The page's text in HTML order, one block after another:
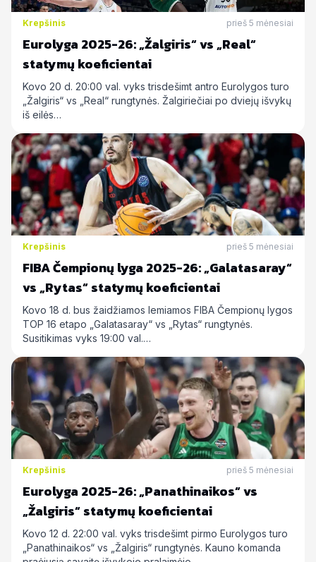
Krepšinis prieš 5 mėnesiai
Eurolyga 2025-26: „Žalgiris“ vs „Real“
statymų koeficientai
Kovo 20 d. 20:00 val. vyks trisdešimt antro Eurolygos turo
„Žalgiris“ vs „Real“ rungtynės. Žalgiriečiai po dviejų išvykų
iš eilės…
Krepšinis prieš 5 mėnesiai
FIBA Čempionų lyga 2025-26: „Galatasaray“
vs „Rytas“ statymų koeficientai
Kovo 18 d. bus žaidžiamos lemiamos FIBA Čempionų lygos
TOP 16 etapo „Galatasaray“ vs „Rytas“ rungtynės.
Susitikimas vyks 19:00 val.…
Krepšinis prieš 5 mėnesiai
Eurolyga 2025-26: „Panathinaikos“ vs
„Žalgiris“ statymų koeficientai
Kovo 12 d. 22:00 val. vyks trisdešimt pirmo Eurolygos turo
„Panathinaikos“ vs „Žalgiris“ rungtynės. Kauno komanda